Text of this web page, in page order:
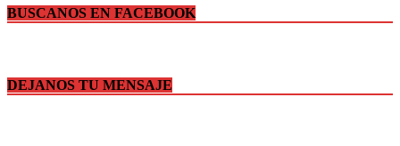
BUSCANOS EN FACEBOOK
DEJANOS TU MENSAJE